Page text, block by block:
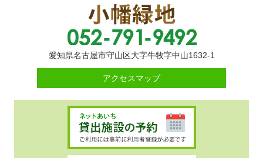
愛知県名古屋市守山区大字牛牧字中山1632-1
アクセスマップ